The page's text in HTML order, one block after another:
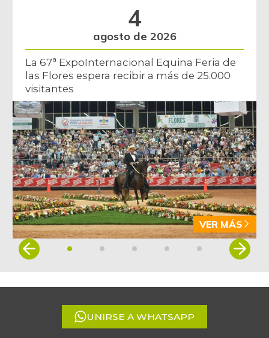
4
agosto de 2026
La 67ª ExpoInternacional Equina Feria de
las Flores espera recibir a más de 25.000
visitantes
VER MÁS
Item
5
UNIRSE A WHATSAPP